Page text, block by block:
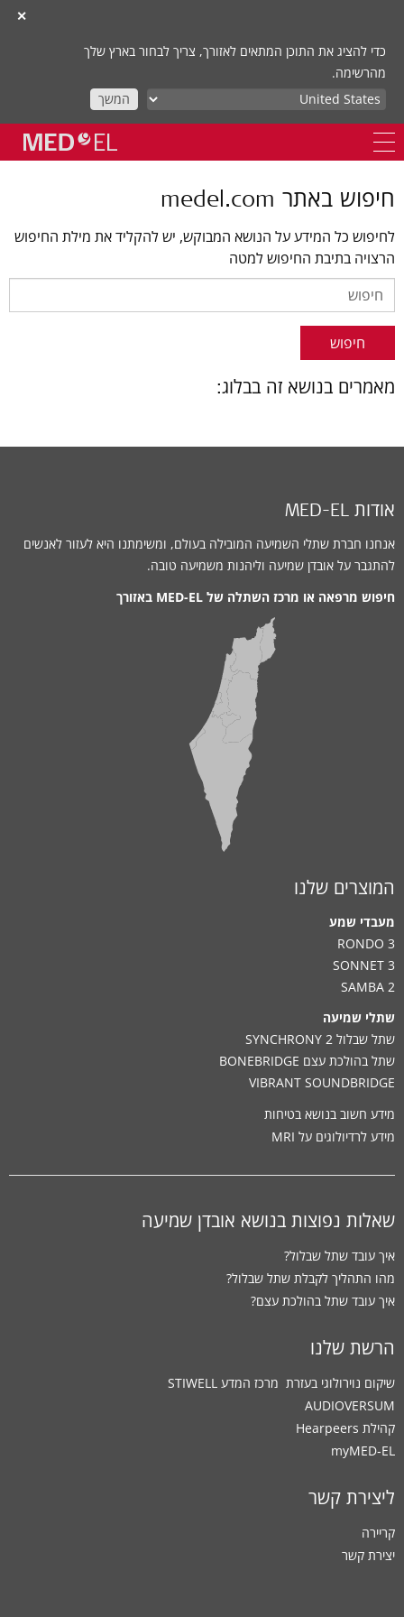
✕
כדי להציג את התוכן המתאים לאזורך, צריך לבחור בארץ שלך
מהרשימה.
המשך
חיפוש באתר medel.com
לחיפוש כל המידע על הנושא המבוקש, יש להקליד את מילת החיפוש
הרצויה בתיבת החיפוש למטה
חיפוש
מאמרים בנושא זה בבלוג:
אודות MED-EL
אנחנו חברת שתלי השמיעה המובילה בעולם, ומשימתנו היא לעזור לאנשים
להתגבר על אובדן שמיעה וליהנות משמיעה טובה.
חיפוש מרפאה או מרכז השתלה של MED-EL באזורך
המוצרים שלנו
מעבדי שמע
RONDO 3
SONNET 3
SAMBA 2
שתלי שמיעה
שתל שבלול SYNCHRONY 2
שתל בהולכת עצם BONEBRIDGE
VIBRANT SOUNDBRIDGE
מידע חשוב בנושא בטיחות
מידע לרדיולוגים על MRI
שאלות נפוצות בנושא אובדן שמיעה
איך עובד שתל שבלול?
מהו התהליך לקבלת שתל שבלול?
איך עובד שתל בהולכת עצם?
הרשת שלנו
שיקום נוירולוגי בעזרת ‏ מרכז המדע STIWELL
AUDIOVERSUM
קהילת Hearpeers
myMED‑EL
ליצירת קשר
קריירה
יצירת קשר